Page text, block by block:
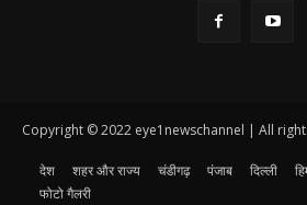
Copyright © 2022 eye1newschannel | All
देश शहर और राज्य चंडीगढ़ पंजाब दिल्ली
फोटो गैलरी